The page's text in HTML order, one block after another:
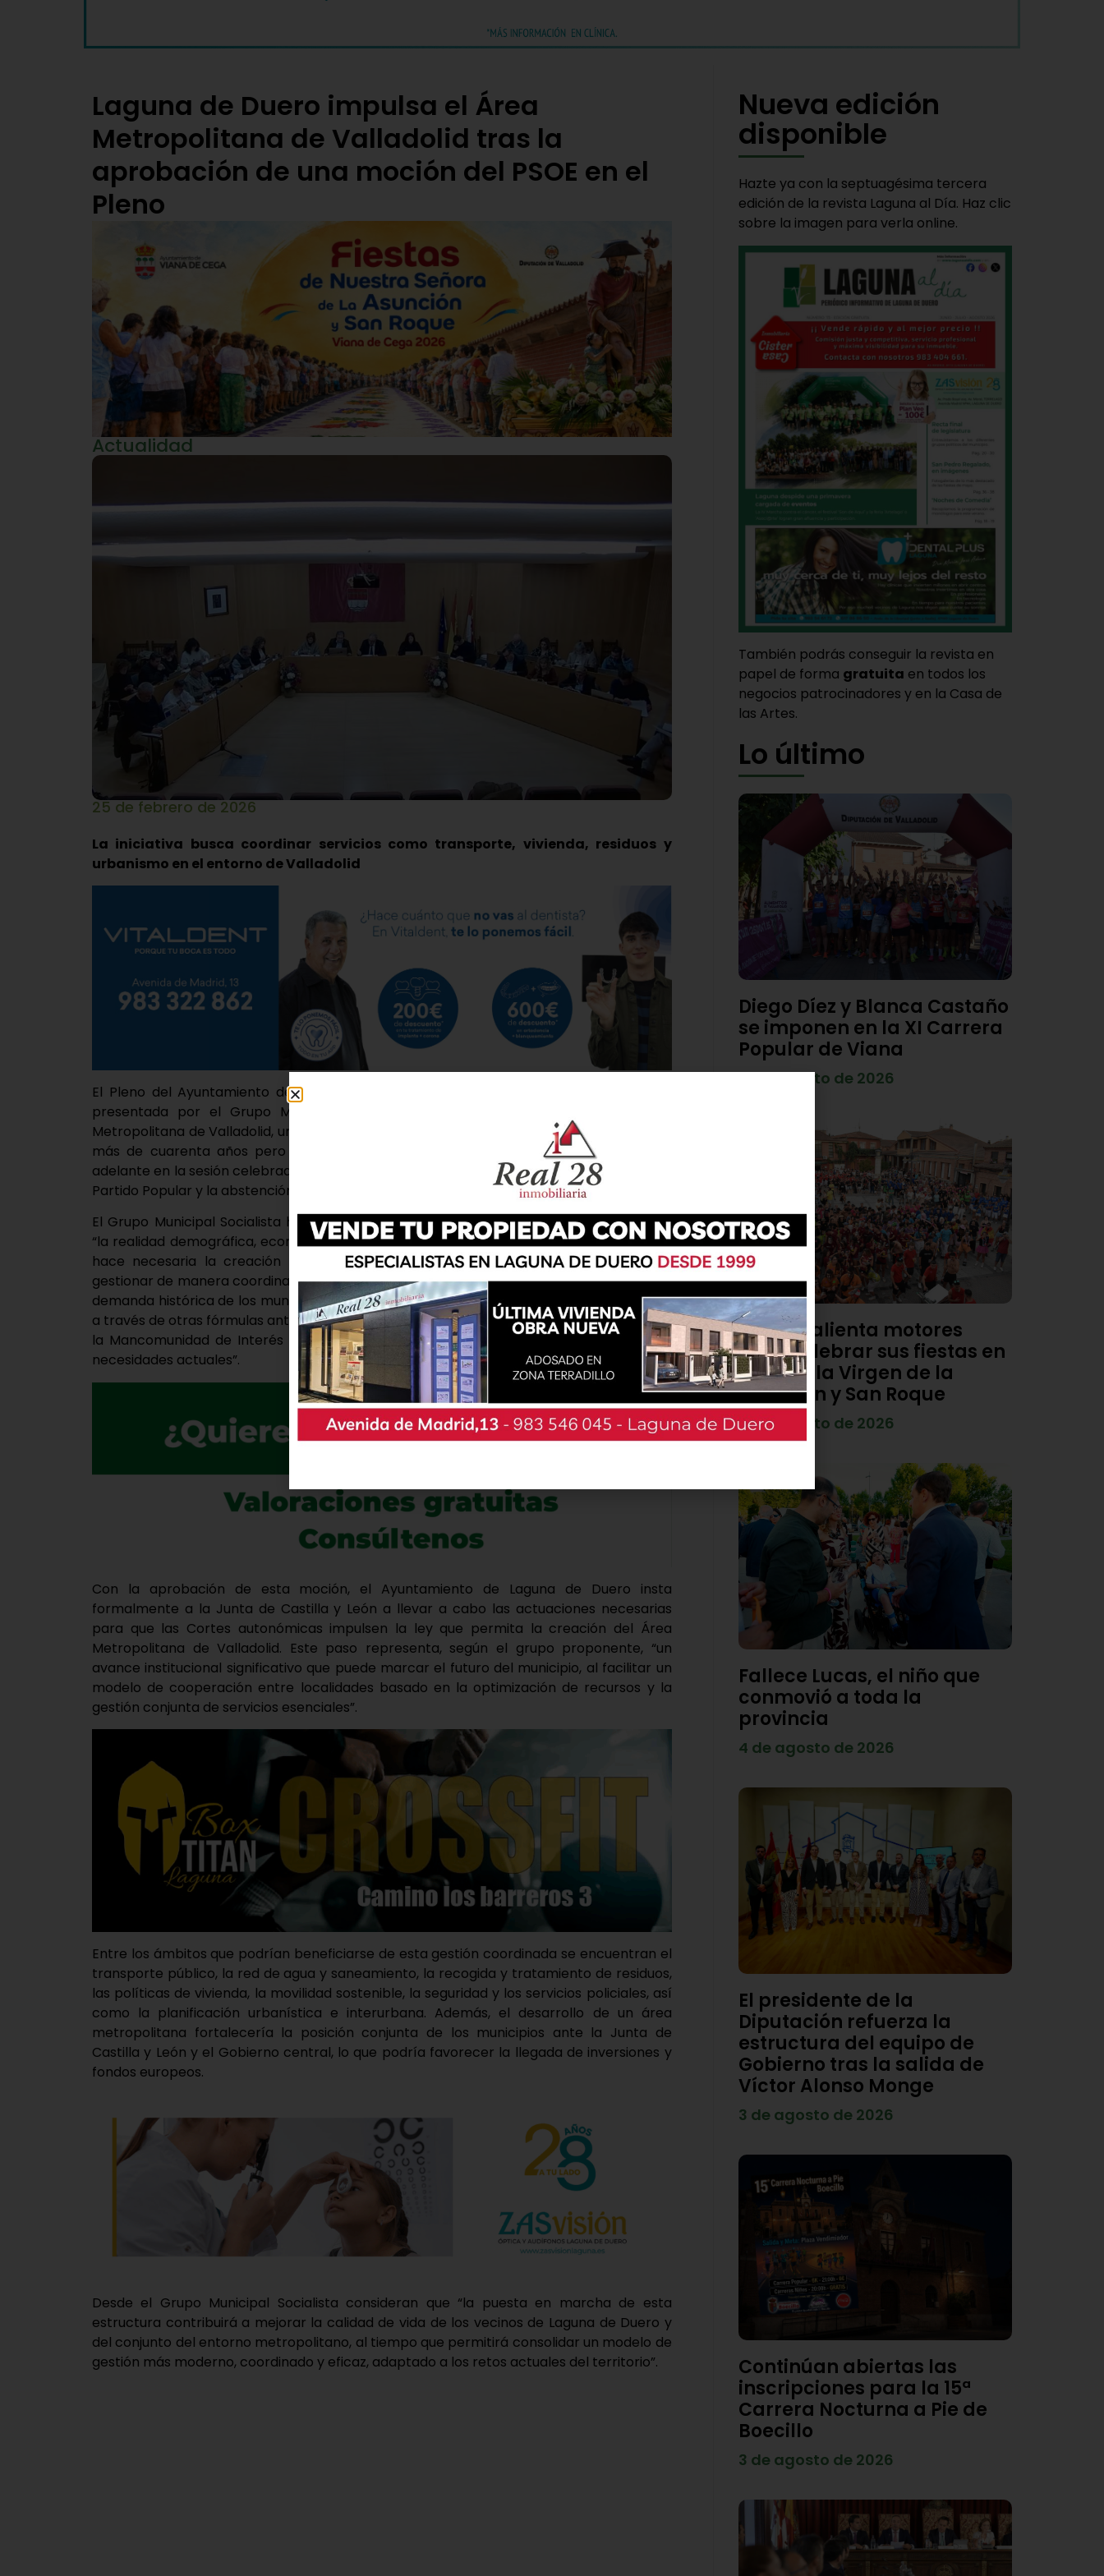
Laguna de Duero impulsa el Área
Metropolitana de Valladolid tras la
aprobación de una moción del PSOE en el
Pleno
Actualidad
25 de febrero de 2026
La iniciativa busca coordinar servicios como transporte, vivienda, residuos y
urbanismo en el entorno de Valladolid
El Pleno del Ayuntamiento de Laguna de Duero ha aprobado por mayoría la moción
presentada por el Grupo Municipal Socialista para impulsar la creación del Área
Metropolitana de Valladolid, una figura recogida en la legislación autonómica desde hace
más de cuarenta años pero que nunca ha llegado a desarrollarse. La iniciativa salió
adelante en la sesión celebrada el 24 de febrero, aunque contó con el voto en contra del
Partido Popular y la abstención de Independientes por Laguna y VOX.
El Grupo Municipal Socialista ha valorado positivamente este acuerdo, subrayando que
“la realidad demográfica, económica y social de los municipios del entorno de Valladolid
hace necesaria la creación de una entidad metropolitana que permita planificar y
gestionar de manera coordinada los servicios comunes. Según defienden, se trata de una
demanda histórica de los municipios del alfoz vallisoletano que no ha podido satisfacerse
a través de otras fórmulas anteriores, como la Comunidad Urbana de Valladolid (CUVA) o
la Mancomunidad de Interés General, consideradas insuficientes para responder a las
necesidades actuales”.
Con la aprobación de esta moción, el Ayuntamiento de Laguna de Duero insta
formalmente a la Junta de Castilla y León a llevar a cabo las actuaciones necesarias
para que las Cortes autonómicas impulsen la ley que permita la creación del Área
Metropolitana de Valladolid. Este paso representa, según el grupo proponente, “un
avance institucional significativo que puede marcar el futuro del municipio, al facilitar un
modelo de cooperación entre localidades basado en la optimización de recursos y la
gestión conjunta de servicios esenciales”.
Entre los ámbitos que podrían beneficiarse de esta gestión coordinada se encuentran el
transporte público, la red de agua y saneamiento, la recogida y tratamiento de residuos,
las políticas de vivienda, la movilidad sostenible, la seguridad y los servicios policiales, así
como la planificación urbanística e interurbana. Además, el desarrollo de un área
metropolitana fortalecería la posición conjunta de los municipios ante la Junta de
Castilla y León y el Gobierno central, lo que podría favorecer la llegada de inversiones y
fondos europeos.
Desde el Grupo Municipal Socialista consideran que “la puesta en marcha de esta
estructura contribuirá a mejorar la calidad de vida de los vecinos de Laguna de Duero y
del conjunto del entorno metropolitano, al tiempo que permitirá consolidar un modelo de
gestión más moderno, coordinado y eficaz, adaptado a los retos actuales del territorio”.
Nueva edición
disponible
Hazte ya con la septuagésima tercera
edición de la revista Laguna al Día. Haz clic
sobre la imagen para verla online.
También podrás conseguir la revista en
papel de forma gratuita en todos los
negocios patrocinadores y en la Casa de
las Artes.
Lo último
Diego Díez y Blanca Castaño
se imponen en la XI Carrera
Popular de Viana
4 de agosto de 2026
Viana calienta motores
para celebrar sus fiestas en
honor a la Virgen de la
Asunción y San Roque
4 de agosto de 2026
Fallece Lucas, el niño que
conmovió a toda la
provincia
4 de agosto de 2026
El presidente de la
Diputación refuerza la
estructura del equipo de
Gobierno tras la salida de
Víctor Alonso Monge
3 de agosto de 2026
Continúan abiertas las
inscripciones para la 15ª
Carrera Nocturna a Pie de
Boecillo
3 de agosto de 2026